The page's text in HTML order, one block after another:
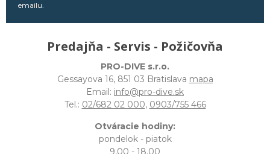
emailu.
Predajňa - Servis - Požičovňa
PRO-DIVE s.r.o.
Gessayova 16, 851 03 Bratislava mapa
Email: info@pro-dive.sk
Tel.: 02/682 02 000, 0903/755 466
Otváracie hodiny:
pondelok - piatok
9,00 - 18,00